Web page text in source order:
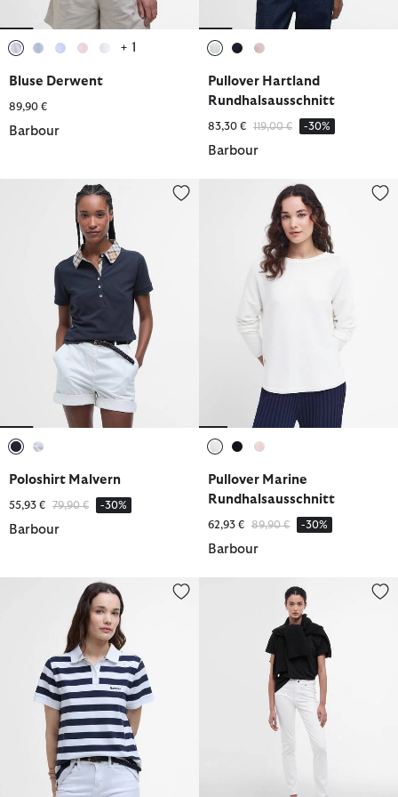
+ 1
Bluse Derwent
89,90 €
Barbour
Pullover Hartland
Rundhalsausschnitt
83,30 € Reduziert von
119,00 €bis-30%
Barbour
Poloshirt Malvern
Poloshirt Malvern
55,93 € Reduziert von
79,90 €bis-30%
Barbour
Pullover Marine
Pullover Marine
Rundhalsausschnitt
62,93 € Reduziert von
89,90 €bis-30%
Barbour
Poloshirt Ashbourne Striped Hose Essential Slim